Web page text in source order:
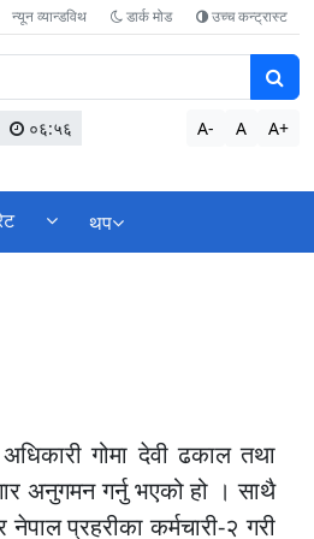
न्यून व्यान्डविथ डार्क मोड उच्च कन्ट्रास्ट
०६:५६ A- A A+
थप
गोमा देवी ढकाल तथा
अनुगमन गर्नु भएको हो । ‍साथै
प्रहरीका कर्मचारी-२ गरी